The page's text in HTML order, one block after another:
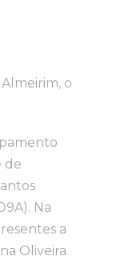
o
de
Na
a
Oliveira